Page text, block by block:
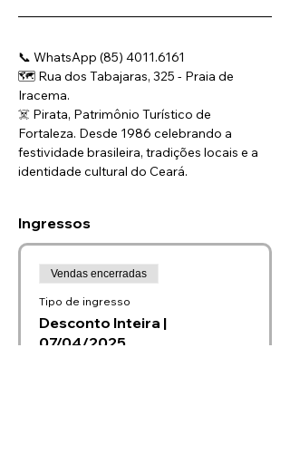
📞 WhatsApp (85) 4011.6161
🗺️ Rua dos Tabajaras, 325 - Praia de
Iracema.
☠️ Pirata, Patrimônio Turístico de
Fortaleza. Desde 1986 celebrando a
festividade brasileira, tradições locais e a
identidade cultural do Ceará.
Ingressos
Vendas encerradas
Tipo de ingresso
Desconto Inteira |
07/04/2025